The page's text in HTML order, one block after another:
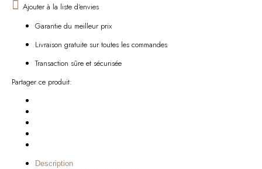
Ajouter à la liste d'envies
Garantie du meilleur prix
Livraison gratuite sur toutes les commandes
Transaction sûre et sécurisée
Partager ce produit:
Description